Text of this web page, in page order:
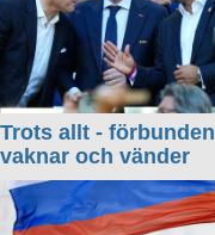
Trots allt - förbunden
vaknar och vänder